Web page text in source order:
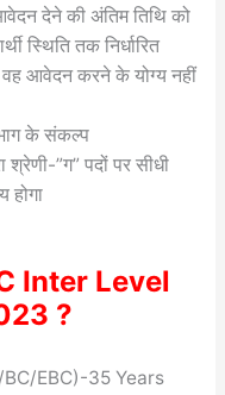
देने की अंतिम तिथि को
स्थिति तक निर्धारित
वह आवेदन करने के योग्य नहीं
के संकल्प
”ग” पदों पर सीधी
होगा
Inter Level
?
EBC)-35 Years